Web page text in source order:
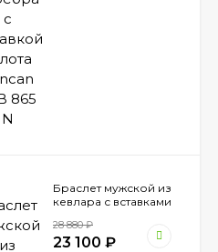
Браслет мужской из
кевлара с вставками
473 BI
28 880₽
23 100 ₽